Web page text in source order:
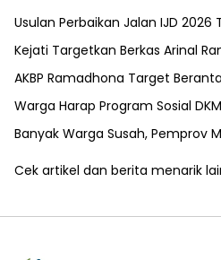
Usulan Perbaikan Jalan IJD 2026
Kejati Targetkan Berkas Arinal
AKBP Ramadhona Target
Warga Harap Program Sosial
Banyak Warga Susah, Pemprov
Cek artikel dan berita menarik